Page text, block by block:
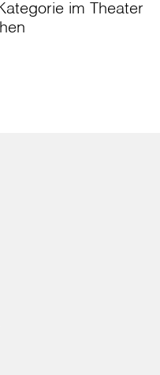
im Theater